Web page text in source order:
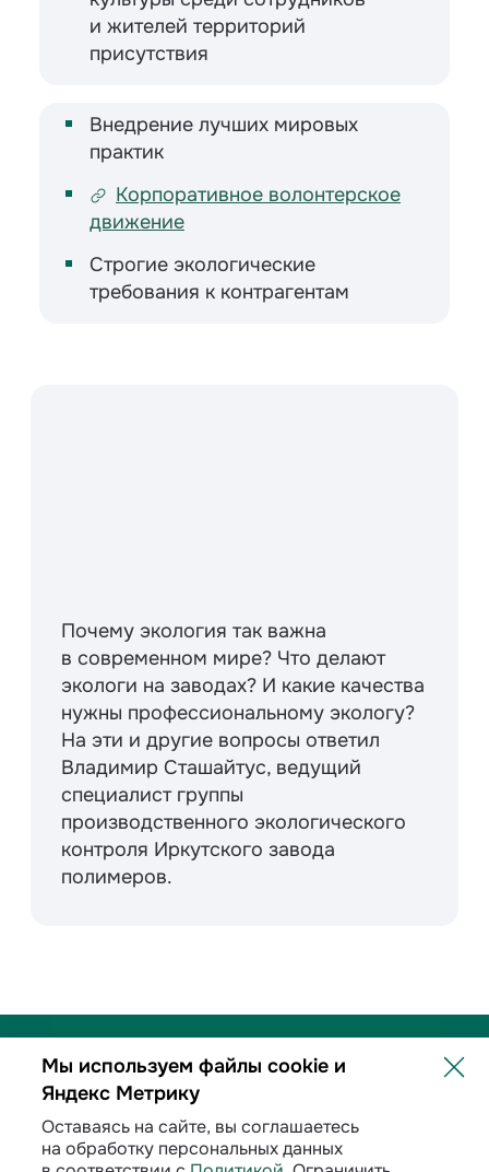
и жителей территорий
присутствия
Внедрение лучших мировых
практик
Корпоративное волонтерское
движение
Строгие экологические
требования к контрагентам
Почему экология так важна
в современном мире? Что делают
экологи на заводах? И какие качества
нужны профессиональному экологу?
На эти и другие вопросы ответил
Владимир Сташайтус, ведущий
специалист группы
производственного экологического
контроля Иркутского завода
полимеров.
Политика обработки персональных данных
Договорные условия
Мы используем файлы cookie и
Яндекс Метрику
Оставаясь на сайте, вы соглашаетесь
на обработку персональных данных